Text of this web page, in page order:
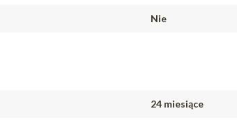
Nie
24 miesiące